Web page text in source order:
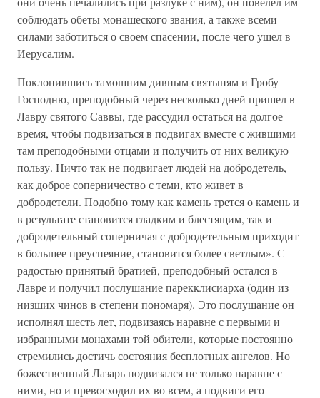
соблюдать обеты монашеского звания, а также всеми
силами заботиться о своем спасении, после чего ушел в
Иерусалим.
Поклонившись тамошним дивным святыням и Гробу
Господню, преподобный через несколько дней пришел в
Лавру святого Саввы, где рассудил остаться на долгое
время, чтобы подвизаться в подвигах вместе с жившими
там преподобными отцами и получить от них великую
пользу. Ничто так не подвигает людей на добродетель,
как доброе соперничество с теми, кто живет в
добродетели. Подобно тому как камень трется о камень и
в результате становится гладким и блестящим, так и
добродетельный соперничая с добродетельным приходит
в большее преуспеяние, становится более светлым». С
радостью принятый братией, преподобный остался в
Лавре и получил послушание парекклисиарха (один из
низших чинов в степени пономаря). Это послушание он
исполнял шесть лет, подвизаясь наравне с первыми и
избранными монахами той обители, которые постоянно
стремились достичь состояния бесплотных ангелов. Но
божественный Лазарь подвизался не только наравне с
ними, но и превосходил их во всем, а подвиги его